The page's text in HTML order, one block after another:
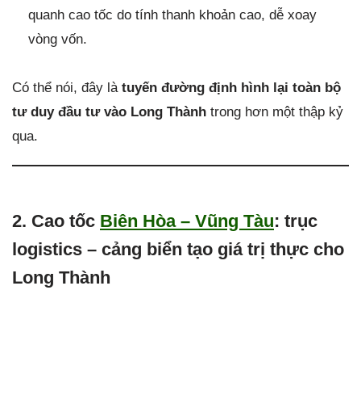
quanh cao tốc do tính thanh khoản cao, dễ xoay
vòng vốn.
Có thể nói, đây là tuyến đường định hình lại toàn bộ
tư duy đầu tư vào Long Thành trong hơn một thập kỷ
qua.
2. Cao tốc Biên Hòa – Vũng Tàu: trục
logistics – cảng biển tạo giá trị thực cho
Long Thành